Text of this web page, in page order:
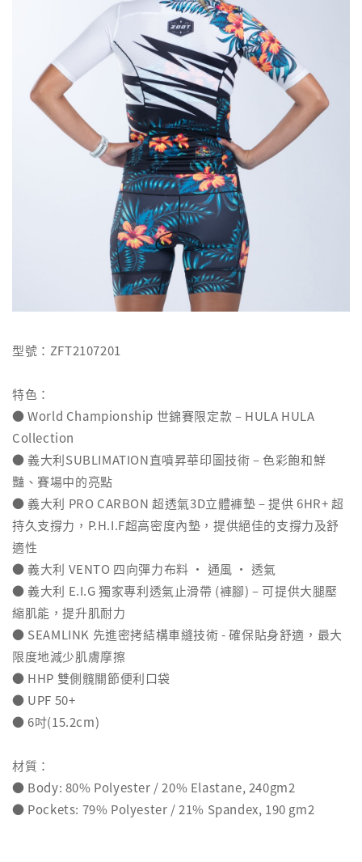
型號：ZFT2107201
特色：
● World Championship 世錦賽限定款 – HULA HULA
Collection
● 義大利SUBLIMATION直噴昇華印圖技術 – 色彩飽和鮮
豔、賽場中的亮點
● 義大利 PRO CARBON 超透氣3D立體褲墊 – 提供 6HR+ 超
持久支撐力，P.H.I.F超高密度內墊，提供絕佳的支撐力及舒
適性
● 義大利 VENTO 四向彈力布料 ‧ 通風 ‧ 透氣
● 義大利 E.I.G 獨家專利透氣止滑帶 (褲腳) – 可提供大腿壓
縮肌能，提升肌耐力
● SEAMLINK 先進密拷結構車縫技術 - 確保貼身舒適，最大
限度地減少肌膚摩擦
● HHP 雙側髖關節便利口袋
● UPF 50+
● 6吋(15.2cm)
材質：
● Body: 80% Polyester / 20% Elastane, 240gm2
● Pockets: 79% Polyester / 21% Spandex, 190 gm2